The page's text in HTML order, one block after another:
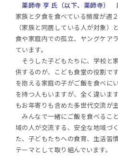
薬師寺 亨 氏（以下、薬師寺）
家族と夕食を食べている頻度が週
（家族と同居している人が対象）
食や家庭内での孤立、ヤングケア
ています。
そうした子どもたちに、学校と
供するのが、こども食堂の役割で
を抱える家庭の子がご飯を食べに
を持つ人もいますが、全く違いま
もお年寄りも含めた多世代交流が
みんなで一緒にご飯を食べるこ
域の人が交流する、安全な地域づ
た、子どもたちへの食育、生活習
テーマとして取り組んでいます。